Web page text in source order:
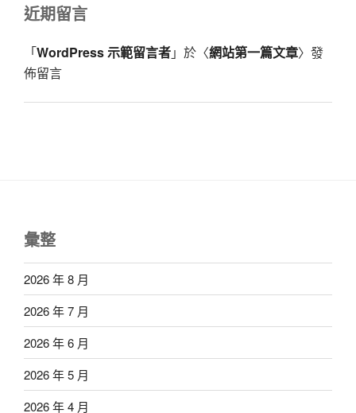
近期留言
「WordPress 示範留言者」於〈網站第一篇文章〉發
佈留言
彙整
2026 年 8 月
2026 年 7 月
2026 年 6 月
2026 年 5 月
2026 年 4 月